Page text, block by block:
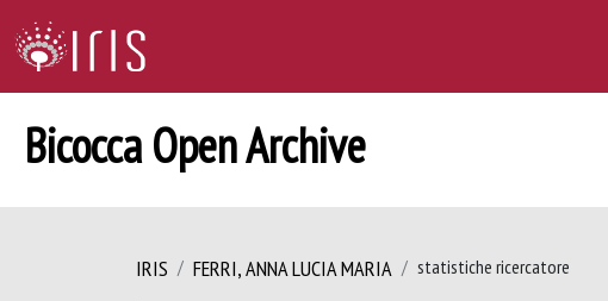
Bicocca Open Archive
IRIS FERRI, ANNA LUCIA MARIA statistiche ricercatore